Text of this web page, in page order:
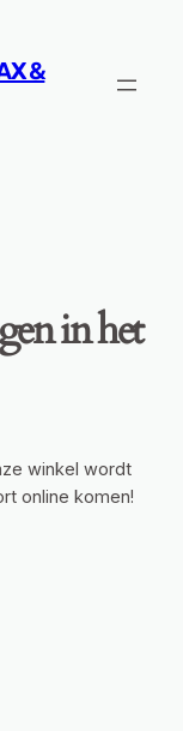
&
in het
winkel wordt
online komen!